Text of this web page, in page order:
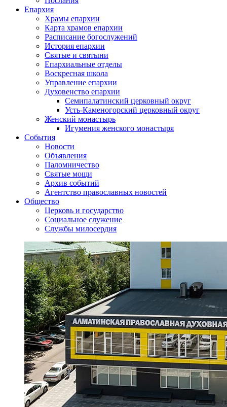
Епархия
Храмы епархии
Карта храмов епархии
Расписание богослужений
История епархии
Святые и святыни
Епархиальные отделы
Воскресная школа
Управление епархии
Духовенство епархии
Семипалатинский церковный округ
Усть-Каменогорский церковный округ
Женский монастырь
Игумения женского монастыря
События
Новости
Объявления
Паломничество
Святые мощи
Архив событий
Агентство православных новостей
Общество
Церковь и государство
Социальное служение
Службы милосердия